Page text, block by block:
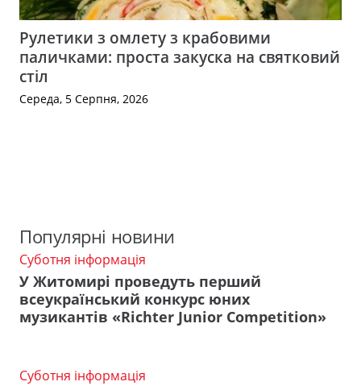
Рулетики з омлету з крабовими
паличками: проста закуска на святковий
стіл
Середа, 5 Серпня, 2026
Популярні новини
Суботня інформація
У Житомирі проведуть перший
всеукраїнський конкурс юних
музикантів «Richter Junior Competition»
Суботня інформація